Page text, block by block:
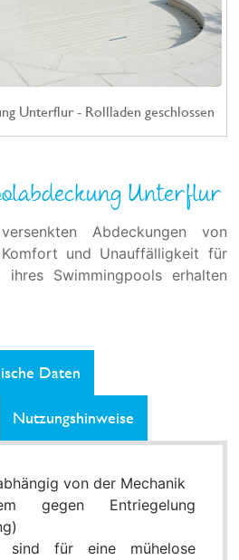
Unterflur - Rollladen geschlossen
Unterflur
Abdeckungen von
und Unauffälligkeit für
Swimmingpools erhalten
Daten
Nutzungshinweise
von der Mechanik
gegen Entriegelung
sind für eine mühelose